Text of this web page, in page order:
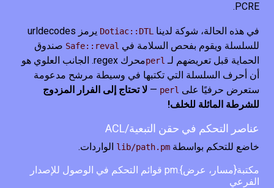
PCRE.
في هذه الحالة، شوكة لدينا Dotiac::DTL
يرمز urldecodes
للسلسلة ويقوم بفحص السلامة في Safe::reval صندوق
الحماية قبل تعريضهم لـ perl
محرك regex. الجانب العلوي هو
أن أحرف السلسلة التي تكتبها في وسيطة مرشح مدعومة
ستعرض حرفيًا على perl
— لا تحتاج إلى الفرار المزدوج
للشرطة المائلة للخلف!
عناصر التحكم في حقن التبعية/ACL
خاضع للتحكم بواسطة lib/path.pm الواردات.
مكتبة{مسار، عرض}.pm قوائم التحكم في الوصول للإصدار
الفرعي